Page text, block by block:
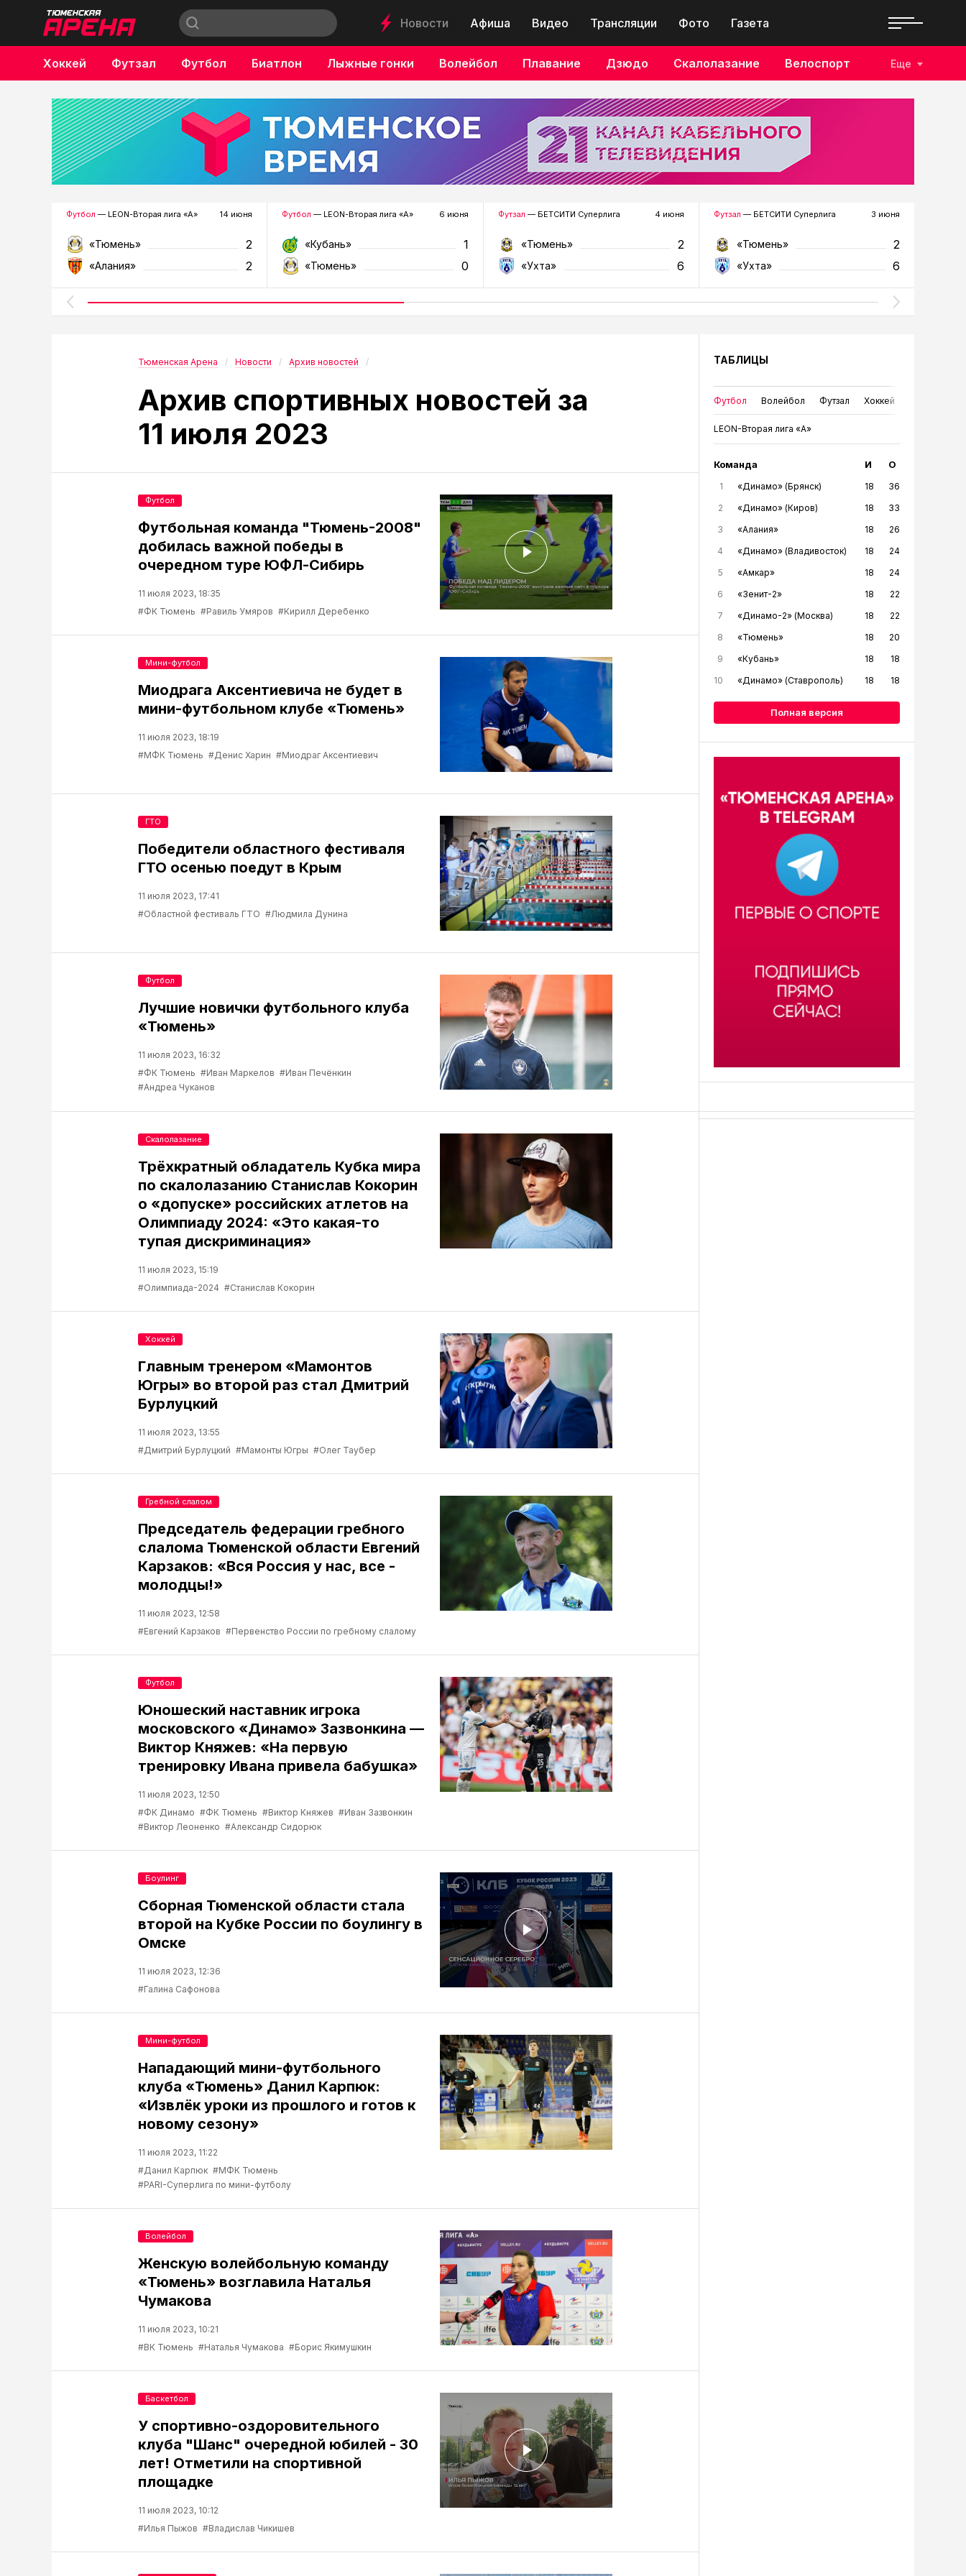
Новости Афиша Видео Трансляции Фото Газета
Хоккей Футзал Футбол Биатлон Лыжные гонки Волейбол Плавание Дзюдо Скалолазание Велоспорт
Бокс
Еще
Футбол — LEON-Вторая лига «А» 14 июня
«Тюмень» 2
«Алания» 2
Футбол — LEON-Вторая лига «А» 6 июня
«Кубань» 1
«Тюмень» 0
Футзал — БЕТСИТИ Суперлига 4 июня
«Тюмень» 2
«Ухта» 6
Футзал — БЕТСИТИ Суперлига 3 июня
«Тюмень» 2
«Ухта» 6
Тюменская Арена Новости Архив новостей
Архив спортивных новостей за
11 июля 2023
Футбольная команда "Тюмень-2008"
добилась важной победы в
очередном туре ЮФЛ-Сибирь
11 июля 2023, 18:35
#ФК Тюмень #Равиль Умяров #Кирилл Деребенко
Футбол
Миодрага Аксентиевича не будет в
мини-футбольном клубе «Тюмень»
11 июля 2023, 18:19
#МФК Тюмень #Денис Харин #Миодраг Аксентиевич
Мини-футбол
Победители областного фестиваля
ГТО осенью поедут в Крым
11 июля 2023, 17:41
#Областной фестиваль ГТО #Людмила Дунина
ГТО
Лучшие новички футбольного клуба
«Тюмень»
11 июля 2023, 16:32
#ФК Тюмень #Иван Маркелов #Иван Печёнкин
#Андреа Чуканов
Футбол
Трёхкратный обладатель Кубка мира
по скалолазанию Станислав Кокорин
о «допуске» российских атлетов на
Олимпиаду 2024: «Это какая-то
тупая дискриминация»
11 июля 2023, 15:19
#Олимпиада-2024 #Станислав Кокорин
Скалолазание
Главным тренером «Мамонтов
Югры» во второй раз стал Дмитрий
Бурлуцкий
11 июля 2023, 13:55
#Дмитрий Бурлуцкий #Мамонты Югры #Олег Таубер
Хоккей
Председатель федерации гребного
слалома Тюменской области Евгений
Карзаков: «Вся Россия у нас, все -
молодцы!»
11 июля 2023, 12:58
#Евгений Карзаков #Первенство России по гребному слалому
Гребной слалом
Юношеский наставник игрока
московского «Динамо» Зазвонкина —
Виктор Княжев: «На первую
тренировку Ивана привела бабушка»
11 июля 2023, 12:50
#ФК Динамо #ФК Тюмень #Виктор Княжев #Иван Зазвонкин
#Виктор Леоненко #Александр Сидорюк
Футбол
Сборная Тюменской области стала
второй на Кубке России по боулингу в
Омске
11 июля 2023, 12:36
#Галина Сафонова
Боулинг
Нападающий мини-футбольного
клуба «Тюмень» Данил Карпюк:
«Извлёк уроки из прошлого и готов к
новому сезону»
11 июля 2023, 11:22
#Данил Карпюк #МФК Тюмень
#PARI-Суперлига по мини-футболу
Мини-футбол
Женскую волейбольную команду
«Тюмень» возглавила Наталья
Чумакова
11 июля 2023, 10:21
#ВК Тюмень #Наталья Чумакова #Борис Якимушкин
Волейбол
У спортивно-оздоровительного
клуба "Шанс" очередной юбилей - 30
лет! Отметили на спортивной
площадке
11 июля 2023, 10:12
#Илья Пыжов #Владислав Чикишев
Баскетбол
ТАБЛИЦЫ
Футбол Волейбол Футзал Хоккей
LEON-Вторая лига «А»
Команда И О
1 «Динамо» (Брянск) 18
36
2
«Динамо» (Киров) 18
33
3
«Алания» 18
26
4
«Динамо» (Владивосток) 18
24
5
«Амкар» 18
24
6
«Зенит-2» 18
22
7
«Динамо-2» (Москва) 18
22
8
«Тюмень» 18
20
9
«Кубань» 18
18
10
«Динамо» (Ставрополь) 18 18
Полная версия